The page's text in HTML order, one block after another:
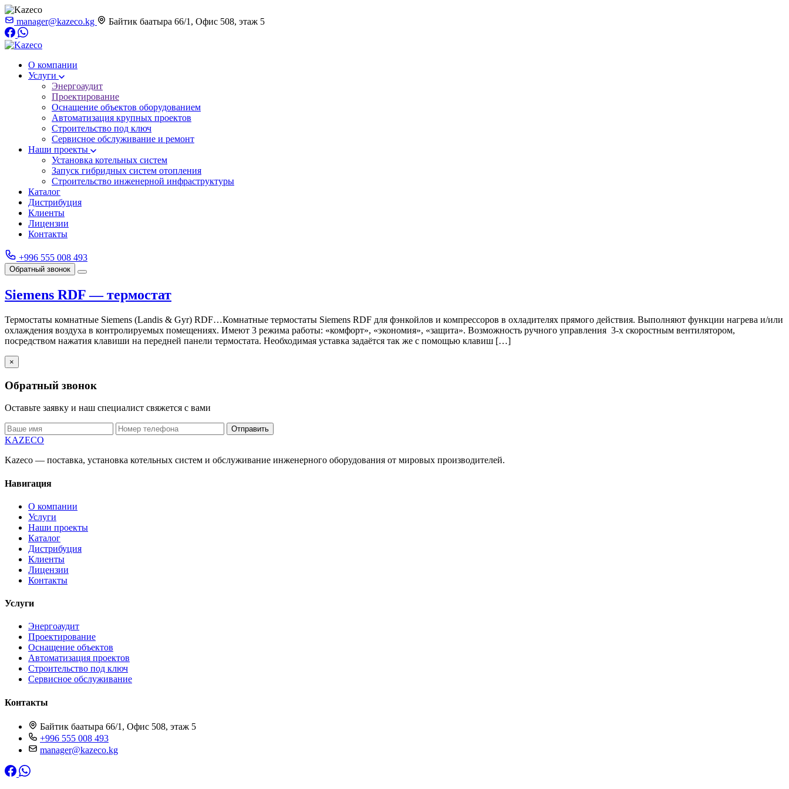
manager@kazeco.kg Байтик баатыра 66/1, Офис 508, этаж 5
О компании
Услуги
Энергоаудит
Проектирование
Оснащение объектов оборудованием
Автоматизация крупных проектов
Строительство под ключ
Сервисное обслуживание и ремонт
Наши проекты
Установка котельных систем
Запуск гибридных систем отопления
Строительство инженерной инфраструктуры
Каталог
Дистрибуция
Клиенты
Лицензии
Контакты
+996 555 008 493
Обратный звонок
Siemens RDF — термостат
Термостаты комнатные Siemens (Landis & Gyr) RDF…Комнатные термостаты Siemens RDF для фэнкойлов и компрессоров в охладителях прямого действия. Выполняют функции нагрева и/или
охлаждения воздуха в контролируемых помещениях. Имеют 3 режима работы: «комфорт», «экономия», «защита». Возможность ручного управления 3-х скоростным вентилятором,
посредством нажатия клавиши на передней панели термостата. Необходимая уставка задаётся так же с помощью клавиш […]
×
Обратный звонок
Оставьте заявку и наш специалист свяжется с вами
Отправить
KAZECO
Kazeco — поставка, установка котельных систем и обслуживание инженерного оборудования от мировых производителей.
Навигация
О компании
Услуги
Наши проекты
Каталог
Дистрибуция
Клиенты
Лицензии
Контакты
Услуги
Энергоаудит
Проектирование
Оснащение объектов
Автоматизация проектов
Строительство под ключ
Сервисное обслуживание
Контакты
Байтик баатыра 66/1, Офис 508, этаж 5
+996 555 008 493
manager@kazeco.kg